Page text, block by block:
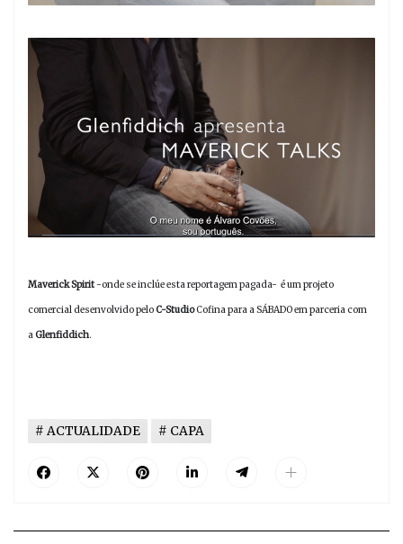
Maverick Spirit -onde se inclúe esta reportagem pagada- é um projeto
comercial desenvolvido peloC-StudioCofina para a SÁBADO em parceria com
aGlenfiddich.
ACTUALIDADE CAPA